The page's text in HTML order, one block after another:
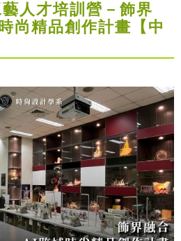
人才培訓營－飾界
精品創作計畫【中